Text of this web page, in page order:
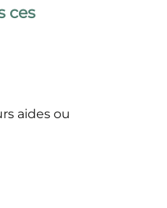
ces
aides ou